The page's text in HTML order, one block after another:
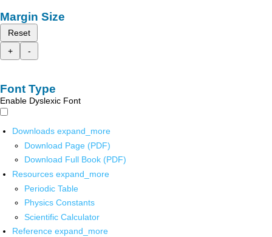
Margin Size
Reset
+
-
Font Type
Enable Dyslexic Font
Downloads expand_more
Download Page (PDF)
Download Full Book (PDF)
Resources expand_more
Periodic Table
Physics Constants
Scientific Calculator
Reference expand_more